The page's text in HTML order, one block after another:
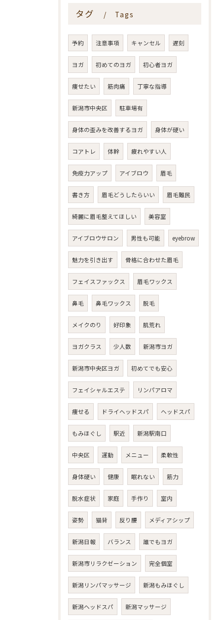
タグ Tags
予約 注意事項 キャンセル 遅刻
ヨガ 初めてのヨガ 初心者ヨガ
痩せたい 筋肉痛 丁寧な指導
新潟市中央区 駐車場有
身体の歪みを改善するヨガ 身体が硬い
コアトレ 体幹 疲れやすい人
免疫力アップ アイブロウ 眉毛
書き方 眉毛どうしたらいい 眉毛難民
綺麗に眉毛整えてほしい 美容室
アイブロウサロン 男性も可能 eyebrow
魅力を引き出す 骨格に合わせた眉毛
フェイスファックス 眉毛ワックス
鼻毛 鼻毛ワックス 脱毛
メイクのり 好印象 肌荒れ
ヨガクラス 少人数 新潟市ヨガ
新潟市中央区ヨガ 初めてでも安心
フェイシャルエステ リンパアロマ
痩せる ドライヘッドスパ ヘッドスパ
もみほぐし 駅近 新潟駅南口
中央区 運動 メニュー 柔軟性
身体硬い 健康 眠れない 筋力
脱水症状 家庭 手作り 室内
姿勢 猫背 反り腰 メディアシップ
新潟日報 バランス 誰でもヨガ
新潟市リラクゼーション 完全個室
新潟リンパマッサージ 新潟もみほぐし
新潟ヘッドスパ 新潟マッサージ